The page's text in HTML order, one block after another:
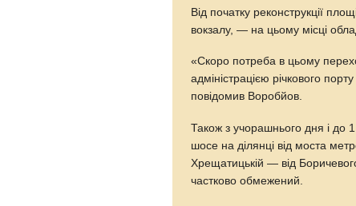
Від початку реконструкції
вокзалу, — на цьому місці
«Скоро потреба в цьому
адміністрацією річкового
повідомив Воробйов.
Також з учорашнього дня і до
шосе на ділянці від моста
Хрещатицькій — від
частково обмежений.